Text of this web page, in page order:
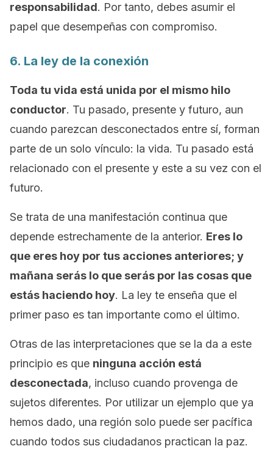
responsabilidad. Por tanto, debes asumir el
papel que desempeñas con compromiso.
6. La ley de la conexión
Toda tu vida está unida por el mismo hilo
conductor. Tu pasado, presente y futuro, aun
cuando parezcan desconectados entre sí, forman
parte de un solo vínculo: la vida. Tu pasado está
relacionado con el presente y este a su vez con el
futuro.
Se trata de una manifestación continua que
depende estrechamente de la anterior. Eres lo
que eres hoy por tus acciones anteriores; y
mañana serás lo que serás por las cosas que
estás haciendo hoy. La ley te enseña que el
primer paso es tan importante como el último.
Otras de las interpretaciones que se la da a este
principio es que ninguna acción está
desconectada, incluso cuando provenga de
sujetos diferentes. Por utilizar un ejemplo que ya
hemos dado, una región solo puede ser pacífica
cuando todos sus ciudadanos practican la paz.